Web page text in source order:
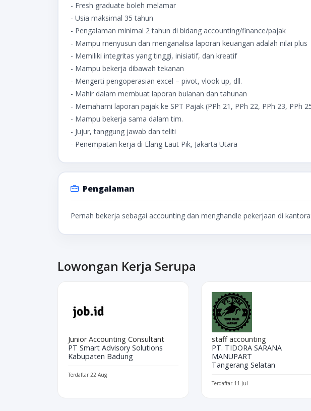
- Fresh graduate boleh melamar
- Usia maksimal 35 tahun
- Pengalaman minimal 2 tahun di bidang accounting/finance/pajak
- Mampu menyusun dan menganalisa laporan keuangan adalah nilai plus
- Memiliki integritas yang tinggi, inisiatif, dan kreatif
- Mampu bekerja dibawah tekanan
- Mengerti pengoperasian excel – pivot, vlook up, dll.
- Mahir dalam membuat laporan bulanan dan tahunan
- Memahami laporan pajak ke SPT Pajak (PPh 21, PPh 22, PPh 23, PPh
- Mampu bekerja sama dalam tim.
- Jujur, tanggung jawab dan teliti
- Penempatan kerja di Elang Laut Pik, Jakarta Utara
Pengalaman
Pernah bekerja sebagai accounting dan menghandle pekerjaan di
Lowongan Kerja Serupa
Junior Accounting Consultant
PT Smart Advisory Solutions
Kabupaten Badung
Terdaftar 22 Aug
staff accounting
PT. TIDORA SARANA
MANUPART
Tangerang Selatan
Terdaftar 11 Jul